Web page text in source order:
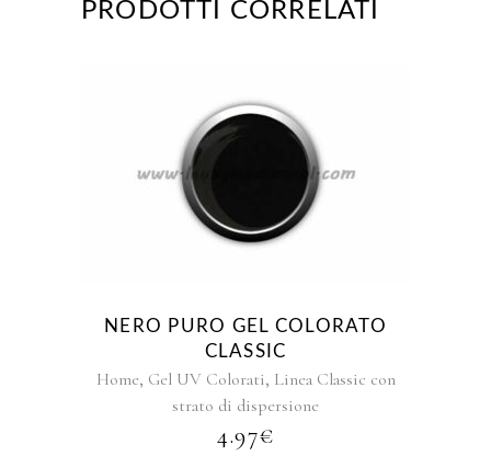
PRODOTTI CORRELATI
Questo
prodotto
ha
più
opzioni
possono
scelte
nella
pagina
NERO PURO GEL COLORATO
CLASSIC
Home, Gel UV Colorati, Linea Classic con
strato di dispersione
4.97€